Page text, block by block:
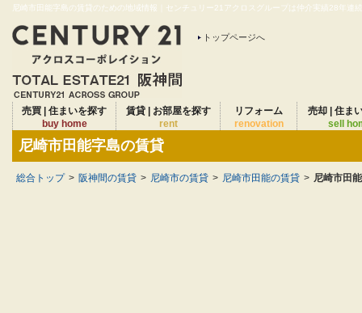
尼崎市田能字島の賃貸のための地域情報｜センチュリー21アクロスグループは仲介実績28年連
トップページへ
売買 | 住まいを探す
buy home
賃貸 | お部屋を探す
rent
リフォーム
renovation
売却 | 住ま
sell
尼崎市田能字島の賃貸
総合トップ > 阪神間の賃貸 > 尼崎市の賃貸 > 尼崎市田能の賃貸 > 尼崎市田